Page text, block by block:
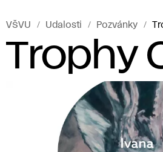
VŠVU Udalosti Pozvánky
Trophy